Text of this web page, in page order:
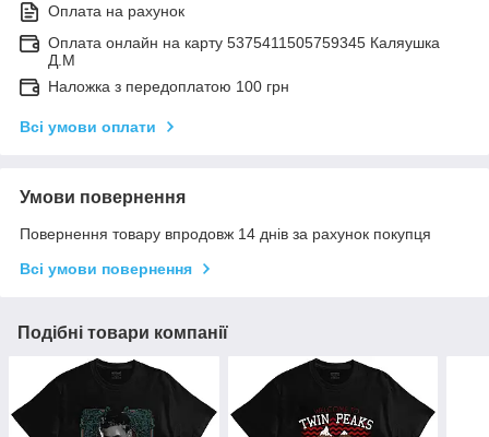
Оплата на рахунок
Оплата онлайн на карту 5375411505759345 Каляушка
Д.М
Наложка з передоплатою 100 грн
Всі умови оплати
Умови повернення
Повернення товару впродовж 14 днів за рахунок покупця
Всі умови повернення
Подібні товари компанії